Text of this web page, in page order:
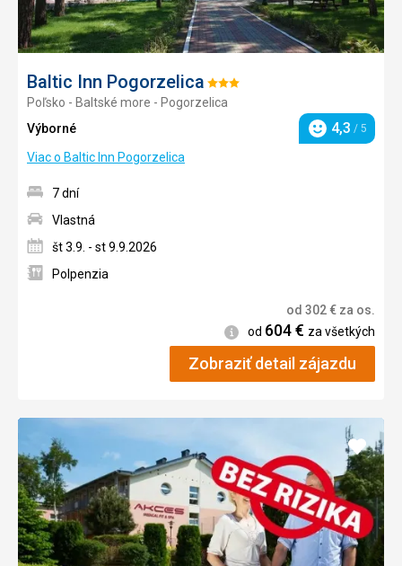
Baltic Inn Pogorzelica Hodnotenie:
3/5
Poľsko - Baltské more - Pogorzelica
Výborné
Hodnotenie
4,3 / 5
Viac o Baltic Inn Pogorzelica
7 dní
Vlastná
št 3.9. - st 9.9.2026
Polpenzia
od 302€ za os.
Informácie
od 604€ za všetkých
Zobraziť detail zájazdu
Pridať
do